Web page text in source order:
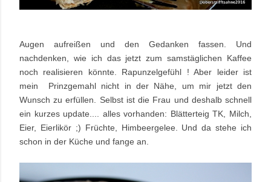
Augen aufreißen und den Gedanken fassen. Und
nachdenken, wie ich das jetzt zum samstäglichen Kaffee
noch realisieren könnte. Rapunzelgefühl ! Aber leider ist
mein Prinzgemahl nicht in der Nähe, um mir jetzt den
Wunsch zu erfüllen. Selbst ist die Frau und deshalb schnell
ein kurzes update.... alles vorhanden: Blätterteig TK, Milch,
Eier, Eierlikör ;) Früchte, Himbeergelee. Und da stehe ich
schon in der Küche und fange an.